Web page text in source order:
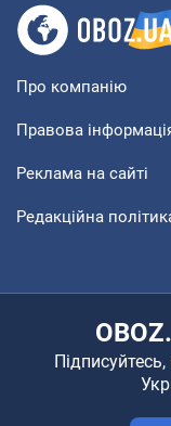
Про компанію
Правова
Реклама на сайті
Редакційна